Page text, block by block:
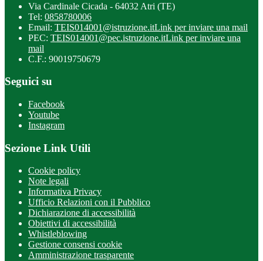
Via Cardinale Cicada - 64032 Atri (TE)
Tel: 0858780006
Email: TEIS014001@istruzione.itLink per inviare una mail
PEC: TEIS014001@pec.istruzione.itLink per inviare una
mail
C.F.: 90019750679
Seguici su
Facebook
Youtube
Instagram
Sezione Link Utili
Cookie policy
Note legali
Informativa Privacy
Ufficio Relazioni con il Pubblico
Dichiarazione di accessibilità
Obiettivi di accessibilità
Whistleblowing
Gestione consensi cookie
Amministrazione trasparente